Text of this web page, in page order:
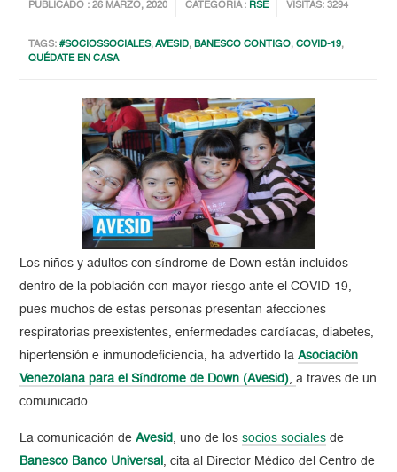
PUBLICADO : 26 MARZO, 2020 CATEGORIA : RSE VISITAS: 3294
TAGS:#SOCIOSSOCIALES,AVESID,BANESCO CONTIGO,COVID-19,
QUÉDATE EN CASA
Los niños y adultos con síndrome de Down están incluidos
dentro de la población con mayor riesgo ante el COVID-19,
pues muchos de estas personas presentan afecciones
respiratorias preexistentes, enfermedades cardíacas, diabetes,
hipertensión e inmunodeficiencia, ha advertido laAsociación
Venezolana para el Síndrome de Down (Avesid),a través de un
comunicado.
La comunicación deAvesid , uno de lossocios sociales de
Banesco Banco Universal , cita al Director Médico del Centro de